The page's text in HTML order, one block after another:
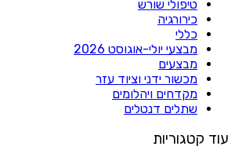
טיפולי שורש
כירורגיה
כללי
מבצעי יולי-אוגוסט 2026
מבצעים
מכשור ידני וציוד עזר
מקדחים ויהלומים
שתלים דנטלים
עוד קטגוריות